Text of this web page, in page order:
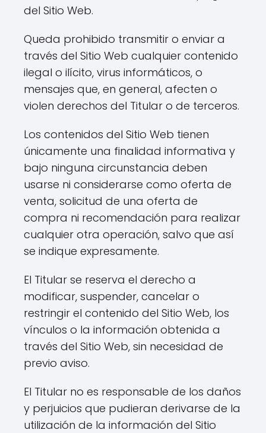
del Sitio Web.
Queda prohibido transmitir o enviar a
través del Sitio Web cualquier contenido
ilegal o ilícito, virus informáticos, o
mensajes que, en general, afecten o
violen derechos del Titular o de terceros.
Los contenidos del Sitio Web tienen
únicamente una finalidad informativa y
bajo ninguna circunstancia deben
usarse ni considerarse como oferta de
venta, solicitud de una oferta de
compra ni recomendación para realizar
cualquier otra operación, salvo que así
se indique expresamente.
El Titular se reserva el derecho a
modificar, suspender, cancelar o
restringir el contenido del Sitio Web, los
vínculos o la información obtenida a
través del Sitio Web, sin necesidad de
previo aviso.
El Titular no es responsable de los daños
y perjuicios que pudieran derivarse de la
utilización de la información del Sitio